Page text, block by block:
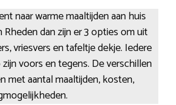
naar warme maaltijden aan huis
Rheden dan zijn er 3 opties om uit
vriesvers en tafeltje dekje. Iedere
voors en tegens. De verschillen
met aantal maaltijden, kosten,